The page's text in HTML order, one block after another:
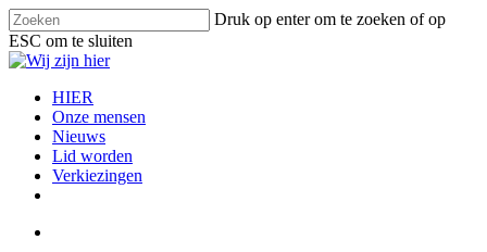
Skip
to
main
content
Druk op enter om te zoeken of op
ESC om te sluiten
Close
search
Menu
HIER
Onze mensen
Nieuws
Lid worden
Verkiezingen